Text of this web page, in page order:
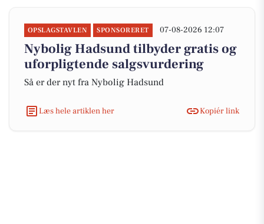
OPSLAGSTAVLEN SPONSORERET 07-08-2026 12:07
Nybolig Hadsund tilbyder gratis og
uforpligtende salgsvurdering
Så er der nyt fra Nybolig Hadsund
Læs hele artiklen her Kopiér link